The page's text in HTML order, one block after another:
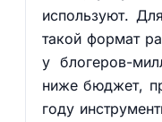
используют.
такой формат
у блогеров-
ниже бюджет,
году